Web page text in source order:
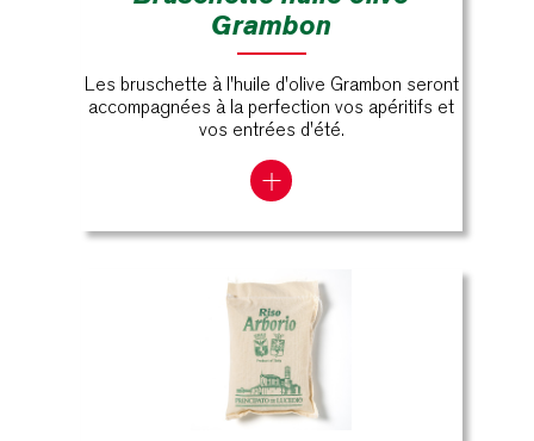
Grambon
Les bruschette à l'huile d'olive Grambon seront
accompagnées à la perfection vos apéritifs et
vos entrées d'été.